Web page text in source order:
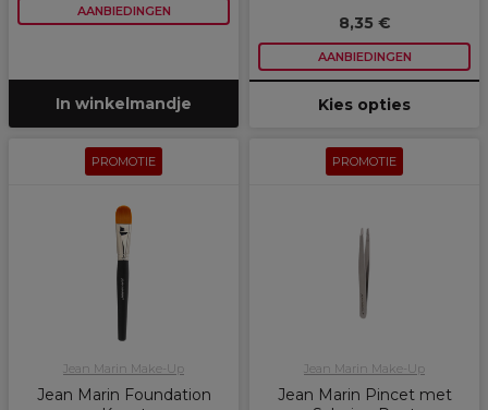
AANBIEDINGEN
In winkelmandje
8,35 €
AANBIEDINGEN
Kies opties
PROMOTIE
Jean Marin Make-Up
Jean Marin Foundation
PROMOTIE
Jean Marin Make-Up
Jean Marin Pincet met